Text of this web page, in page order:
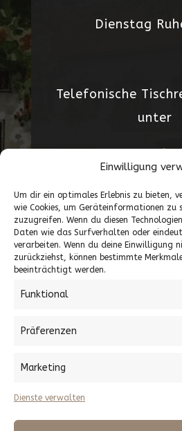
Einwilligung
Um dir ein optimales Erlebnis zu bieten,
wie Cookies, um Geräteinformationen
zuzugreifen. Wenn du diesen
Daten wie das Surfverhalten oder
verarbeiten. Wenn du deine Einwilligung
zurückziehst, können bestimmte
beeinträchtigt werden.
Funktional
Präferenzen
Marketing
Dienste verwalten
Dienstag
Telefonische
unter
KEINE